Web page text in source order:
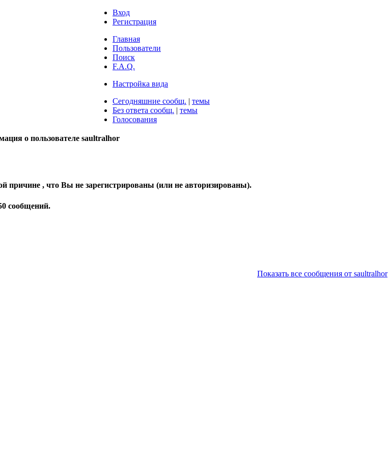
Вход
Регистрация
Главная
Пользователи
Поиск
F.A.Q.
Настройка вида
Сегодняшние сообщ. | темы
Без ответа сообщ. | темы
Голосования
о пользователе saultralhor
причине , что Вы не зарегистрированы (или не авторизированы).
сообщений.
Показать все сообщения от saultralhor